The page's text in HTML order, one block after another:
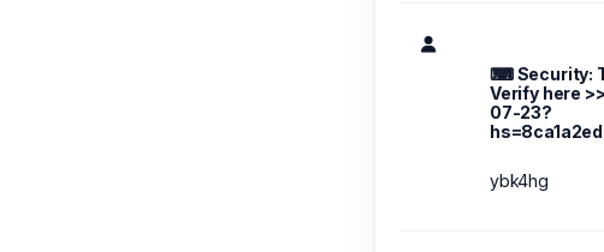
⌨ Security:
Verify here
07-23?
ybk4hg